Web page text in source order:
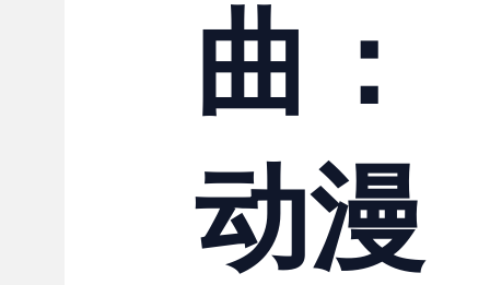
曲：
动漫